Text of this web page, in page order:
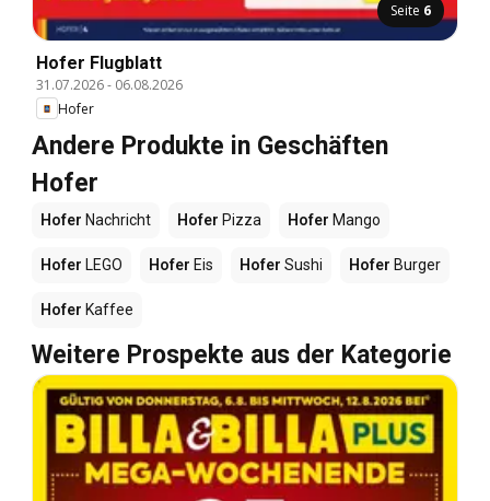
Seite 6
Hofer Flugblatt
31.07.2026- 06.08.2026
Hofer
Andere Produkte in Geschäften
Hofer
Hofer Nachricht Hofer Pizza Hofer Mango
Hofer LEGO Hofer Eis Hofer Sushi Hofer Burger
Hofer Kaffee
Weitere Prospekte aus der Kategorie